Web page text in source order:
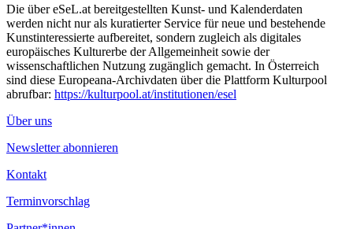
Die über eSeL.at bereitgestellten Kunst- und Kalenderdaten
werden nicht nur als kuratierter Service für neue und bestehende
Kunstinteressierte aufbereitet, sondern zugleich als digitales
europäisches Kulturerbe der Allgemeinheit sowie der
wissenschaftlichen Nutzung zugänglich gemacht. In Österreich
sind diese Europeana-Archivdaten über die Plattform Kulturpool
abrufbar: https://kulturpool.at/institutionen/esel
Über uns
Newsletter abonnieren
Kontakt
Terminvorschlag